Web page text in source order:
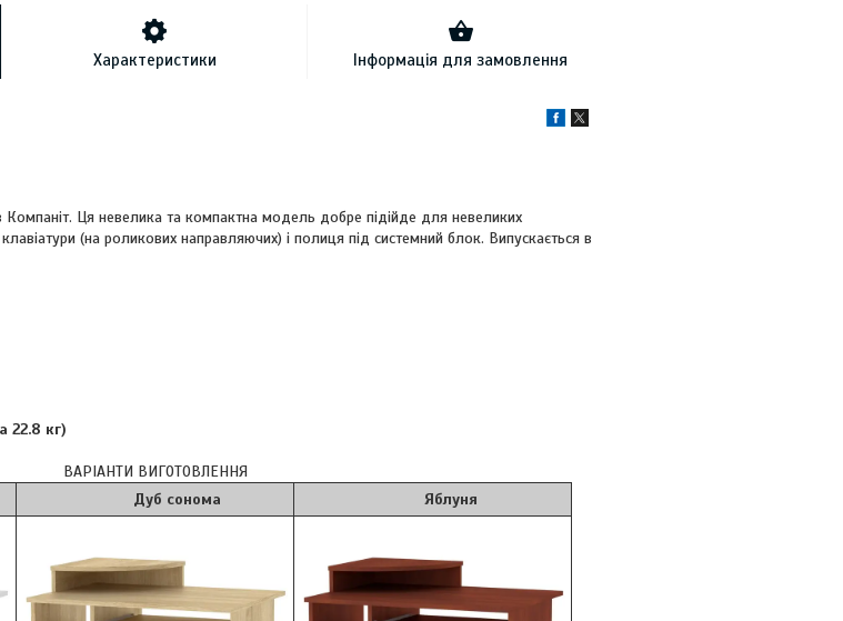
Характеристики Інформація для замовлення
Ця невелика та компактна модель добре підійде для невеликих
(на роликових направляючих) і полиця під системний блок. Випускається в
22.8 кг)
ВАРІАНТИ ВИГОТОВЛЕННЯ
Дуб сонома Яблуня